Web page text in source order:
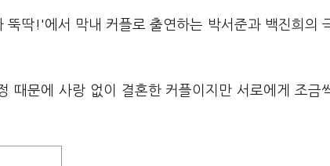
딱!'에서 막내 커플로 출연하는 박서준과 백진희의
때문에 사랑 없이 결혼한 커플이지만 서로에게 조금